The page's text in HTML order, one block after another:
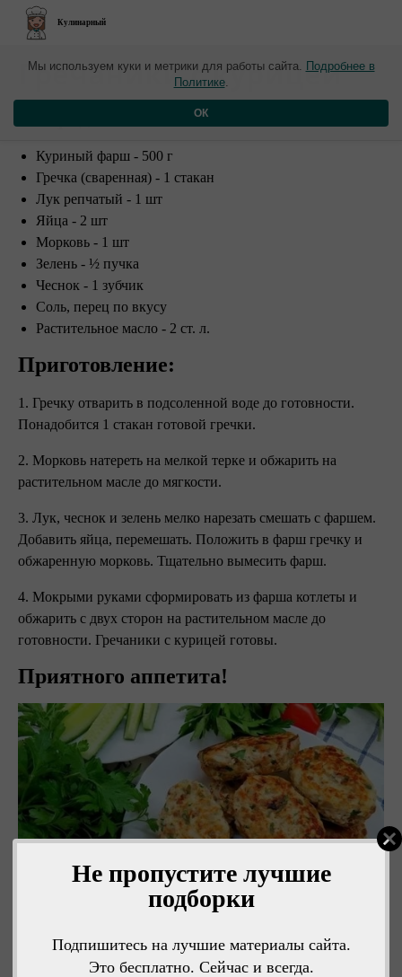
Не пропустите лучшие
подборки
Подпишитесь на лучшие материалы сайта.
Это бесплатно. Сейчас и всегда.
Кулинарный
​Гречаники с курицей
Куриный фарш - 500 г
Гречка (сваренная) - 1 стакан
Лук репчатый - 1 шт
Яйца - 2 шт
Морковь - 1 шт
Зелень - ½ пучка
Чеснок - 1 зубчик
Соль, перец по вкусу
Растительное масло - 2 ст. л.
Приготовление:
1. Гречку отварить в подсоленной воде до готовности.
Понадобится 1 стакан готовой гречки.
2. Морковь натереть на мелкой терке и обжарить на
растительном масле до мягкости.
3. Лук, чеснок и зелень мелко нарезать смешать с фаршем.
Добавить яйца, перемешать. Положить в фарш гречку и
обжаренную морковь. Тщательно вымесить фарш.
4. Мокрыми руками сформировать из фарша котлеты и
обжарить с двух сторон на растительном масле до
готовности. Гречаники с курицей готовы.
Приятного аппетита!
Мы используем куки и метрики для работы сайта. Подробнее в
Политике.
ОК